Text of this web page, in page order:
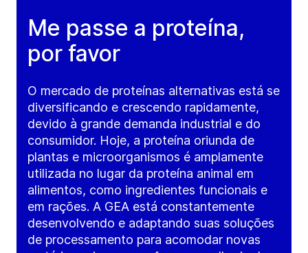
Me passe a proteína,
por favor
O mercado de proteínas alternativas está se
diversificando e crescendo rapidamente,
devido à grande demanda industrial e do
consumidor. Hoje, a proteína oriunda de
plantas e microorganismos é amplamente
utilizada no lugar da proteína animal em
alimentos, como ingredientes funcionais e
em rações. A GEA está constantemente
desenvolvendo e adaptando suas soluções
de processamento para acomodar novas